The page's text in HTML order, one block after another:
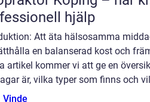
hjälp
Att äta hälsosamma
en balanserad kost och
artikel kommer vi att ge en
är, vilka typer som finns och
Vinde